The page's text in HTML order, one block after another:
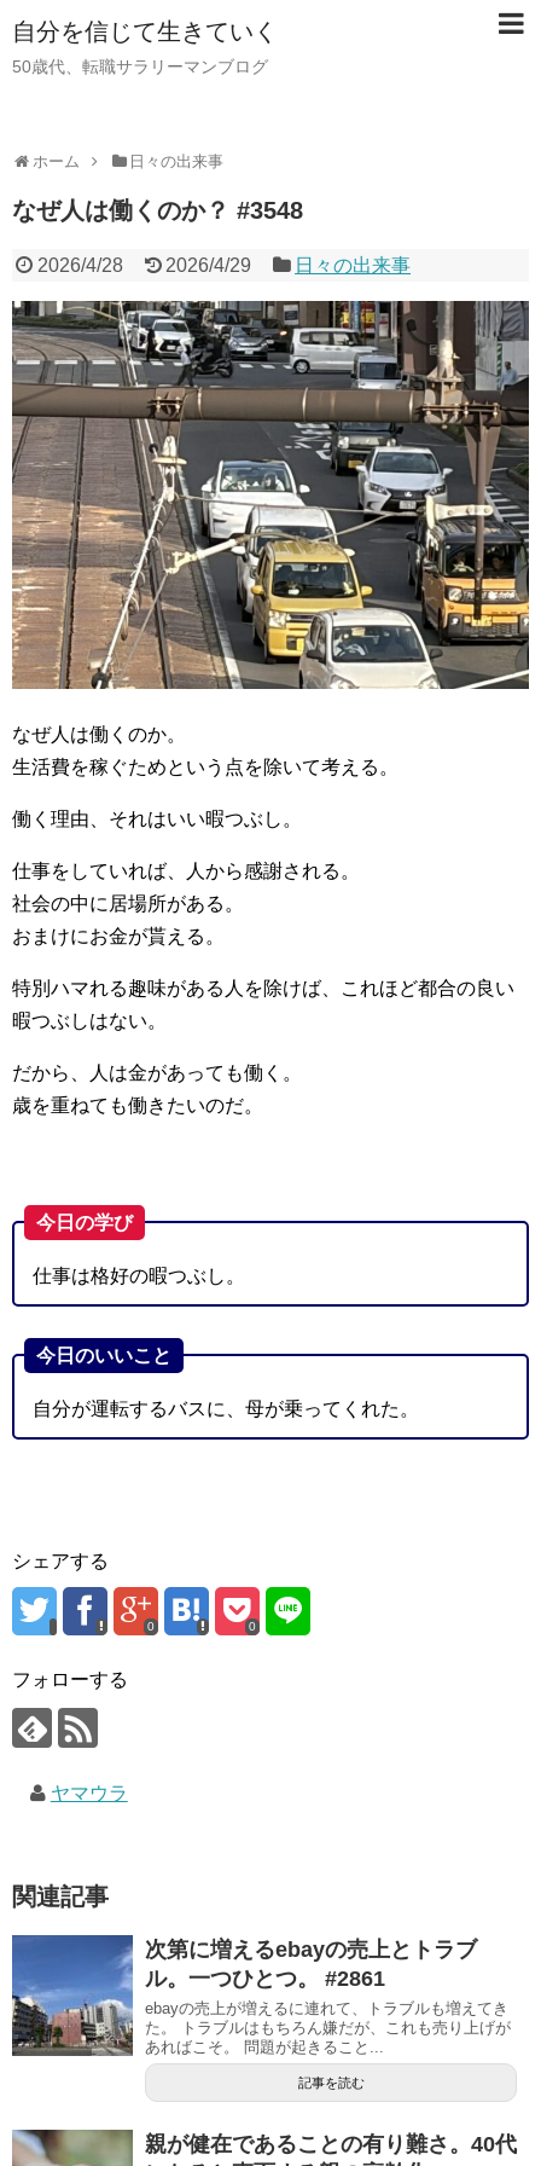
自分を信じて生きていく
50歳代、転職サラリーマンブログ
ホーム 日々の出来事
なぜ人は働くのか？ #3548
2026/4/28 2026/4/29 日々の出来事
なぜ人は働くのか。
生活費を稼ぐためという点を除いて考える。
働く理由、それはいい暇つぶし。
仕事をしていれば、人から感謝される。
社会の中に居場所がある。
おまけにお金が貰える。
特別ハマれる趣味がある人を除けば、これほど都合の良い
暇つぶしはない。
だから、人は金があっても働く。
歳を重ねても働きたいのだ。
今日の学び
仕事は格好の暇つぶし。
今日のいいこと
自分が運転するバスに、母が乗ってくれた。
シェアする
0 0
フォローする
ヤマウラ
関連記事
次第に増えるebayの売上とトラブ
ル。一つひとつ。 #2861
ebayの売上が増えるに連れて、トラブルも増えてき
た。 トラブルはもちろん嫌だが、これも売り上げが
あればこそ。 問題が起きること...
記事を読む
親が健在であることの有り難さ。40代